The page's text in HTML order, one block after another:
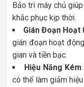
Bảo trì máy chủ
khắc phục kịp thời.
Gián Đoạn Hoạt
gián đoạn hoạt
gian và tiền bạc.
Hiệu Năng Kém
có thể làm giảm